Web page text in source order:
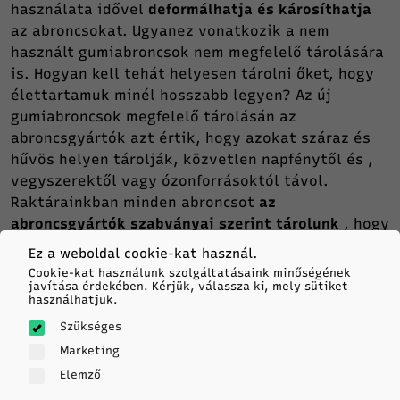
használata idővel deformálhatja és károsíthatja
az abroncsokat. Ugyanez vonatkozik a nem
használt gumiabroncsok nem megfelelő tárolására
is. Hogyan kell tehát helyesen tárolni őket, hogy
élettartamuk minél hosszabb legyen? Az új
gumiabroncsok megfelelő tárolásán az
abroncsgyártók azt értik, hogy azokat száraz és
hűvös helyen tárolják, közvetlen napfénytől és ,
vegyszerektől vagy ózonforrásoktól távol.
Raktárainkban minden abroncsot az
abroncsgyártók szabványai szerint tárolunk , hogy
a lehető leghosszabb ideig megőrizzék eredeti
tulajdonságaikat.
Ez a weboldal cookie-kat használ.
Cookie-kat használunk szolgáltatásaink minőségének
javítása érdekében. Kérjük, válassza ki, mely sütiket
használhatjuk.
Szükséges
Marketing
Elemző